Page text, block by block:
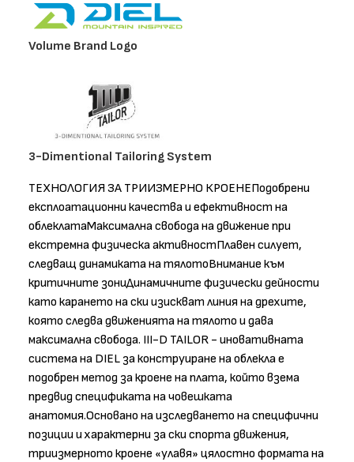
Volume Brand Logo
3-Dimentional Tailoring System
ТЕХНОЛОГИЯ ЗА ТРИИЗМЕРНО КРОЕНЕПодобрени
експлоатационни качества и ефективност на
облеклатаМаксимална свобода на движение при
екстремна физическа активностПлавен силует,
следващ динамиката на тялотоВнимание към
критичните зониДинамичните физически дейности
като карането на ски изискват линия на дрехите,
която следва движенията на тялото и дава
максимална свобода. III-D TAILOR - иновативната
система на DIEL за конструиране на облекла е
подобрен метод за кроене на плата, който взема
предвид спецификата на човешката
анатомия.Основано на изследването на специфични
позиции и характерни за ски спорта движения,
триизмерното кроене «улавя» цялостно формата на